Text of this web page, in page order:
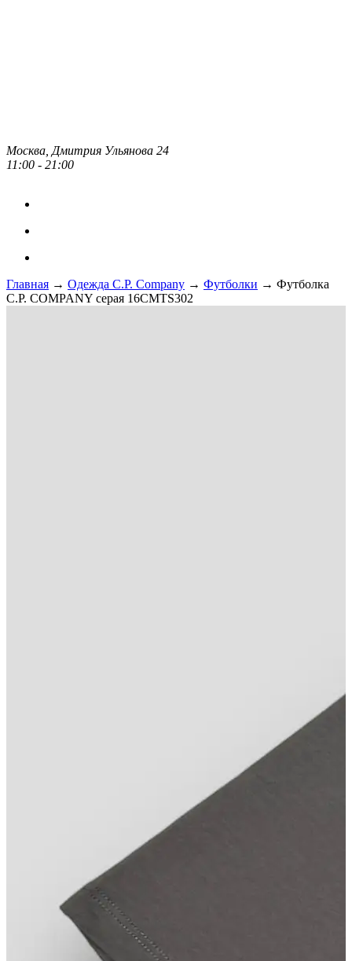
Москва, Дмитрия Ульянова 24
11:00 - 21:00
Главная → Одежда C.P. Сompany → Футболки → Футболка
C.P. COMPANY серая 16CMTS302